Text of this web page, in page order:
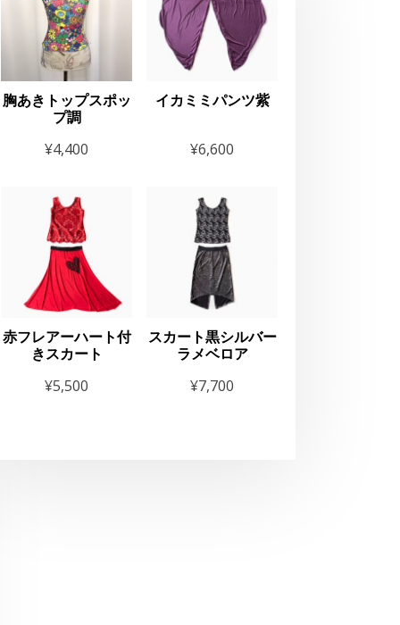
胸あきトップスポッ
プ調
¥4,400
イカミミパンツ紫
¥6,600
赤フレアーハート付
きスカート
¥5,500
スカート黒シルバー
ラメベロア
¥7,700